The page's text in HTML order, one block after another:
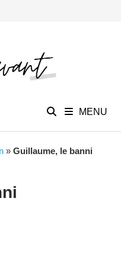
MENU
» Guillaume, le banni